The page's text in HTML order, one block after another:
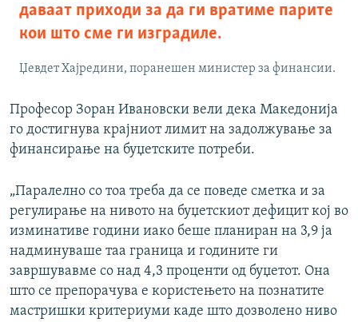
даваат приходи за да ги вратиме парите
кои што сме ги изградиле.
Џевдет Хајредини, поранешен министер за финансии.
Професор Зоран Ивановски вели дека Македонија
го достигнува крајниот лимит на задолжување за
финансирање на буџетските потреби.
„Паралелно со тоа треба да се поведе сметка и за
регулирање на нивото на буџетскиот дефицит кој во
изминативе години иако беше планиран на 3,9 ја
надминуваше таа граница и годините ги
завршувавме со над 4,3 проценти од буџетот. Она
што се препорачува е користењето на познатите
мастришки критериуми каде што дозволено ниво